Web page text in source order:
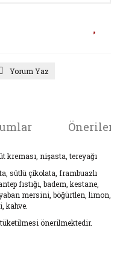
Yorum Yaz
kreması, nişasta, tereyağı
sütlü çikolata, frambuazlı
fıstığı, badem, kestane,
mersini, böğürtlen, limon,
kahve.
önerilmektedir.